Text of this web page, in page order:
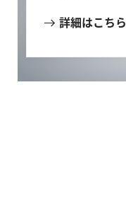
詳細はこちら